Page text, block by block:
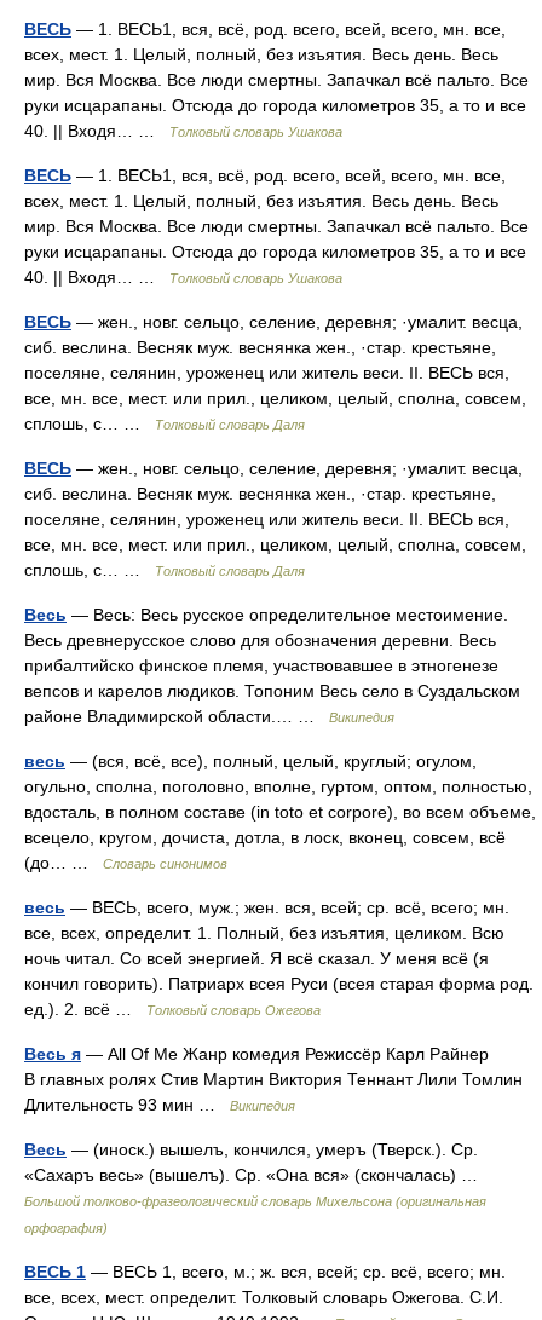
ВЕСЬ — 1. ВЕСЬ1, вся, всё, род. всего, всей, всего, мн. все,
всех, мест. 1. Целый, полный, без изъятия. Весь день. Весь
мир. Вся Москва. Все люди смертны. Запачкал всё пальто. Все
руки исцарапаны. Отсюда до города километров 35, а то и все
40. || Входя… …
Толковый словарь Ушакова
ВЕСЬ — 1. ВЕСЬ1, вся, всё, род. всего, всей, всего, мн. все,
всех, мест. 1. Целый, полный, без изъятия. Весь день. Весь
мир. Вся Москва. Все люди смертны. Запачкал всё пальто. Все
руки исцарапаны. Отсюда до города километров 35, а то и все
40. || Входя… …
Толковый словарь Ушакова
ВЕСЬ — жен., новг. сельцо, селение, деревня; ·умалит. весца,
сиб. веслина. Весняк муж. веснянка жен., ·стар. крестьяне,
поселяне, селянин, уроженец или житель веси. II. ВЕСЬ вся,
все, мн. все, мест. или прил., целиком, целый, сполна, совсем,
сплошь, с… …
Толковый словарь Даля
ВЕСЬ — жен., новг. сельцо, селение, деревня; ·умалит. весца,
сиб. веслина. Весняк муж. веснянка жен., ·стар. крестьяне,
поселяне, селянин, уроженец или житель веси. II. ВЕСЬ вся,
все, мн. все, мест. или прил., целиком, целый, сполна, совсем,
сплошь, с… …
Толковый словарь Даля
Весь — Весь: Весь русское определительное местоимение.
Весь древнерусское слово для обозначения деревни. Весь
прибалтийско финское племя, участвовавшее в этногенезе
вепсов и карелов людиков. Топоним Весь село в Суздальском
районе Владимирской области.… …
Википедия
весь — (вся, всё, все), полный, целый, круглый; огулом,
огульно, сполна, поголовно, вполне, гуртом, оптом, полностью,
вдосталь, в полном составе (in toto et corpore), во всем объеме,
всецело, кругом, дочиста, дотла, в лоск, вконец, совсем, всё
(до… …
Словарь синонимов
весь — ВЕСЬ, всего, муж.; жен. вся, всей; ср. всё, всего; мн.
все, всех, определит. 1. Полный, без изъятия, целиком. Всю
ночь читал. Со всей энергией. Я всё сказал. У меня всё (я
кончил говорить). Патриарх всея Руси (всея старая форма род.
ед.). 2. всё …
Толковый словарь Ожегова
Весь я — All Of Me Жанр комедия Режиссёр Карл Райнер
В главных ролях Стив Мартин Виктория Теннант Лили Томлин
Длительность 93 мин …
Википедия
Весь — (иноск.) вышелъ, кончился, умеръ (Тверск.). Ср.
«Сахаръ весь» (вышелъ). Ср. «Она вся» (скончалась) …
Большой толково-фразеологический словарь Михельсона (оригинальная
орфография)
ВЕСЬ 1 — ВЕСЬ 1, всего, м.; ж. вся, всей; ср. всё, всего; мн.
все, всех, мест. определит. Толковый словарь Ожегова. С.И.